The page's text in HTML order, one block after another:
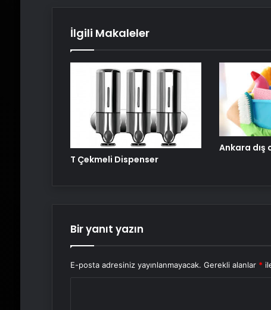
İlgili Makaleler
T Çekmeli Dispenser
Ankara dış
Bir yanıt yazın
E-posta adresiniz yayınlanmayacak. Gerekli alanlar *